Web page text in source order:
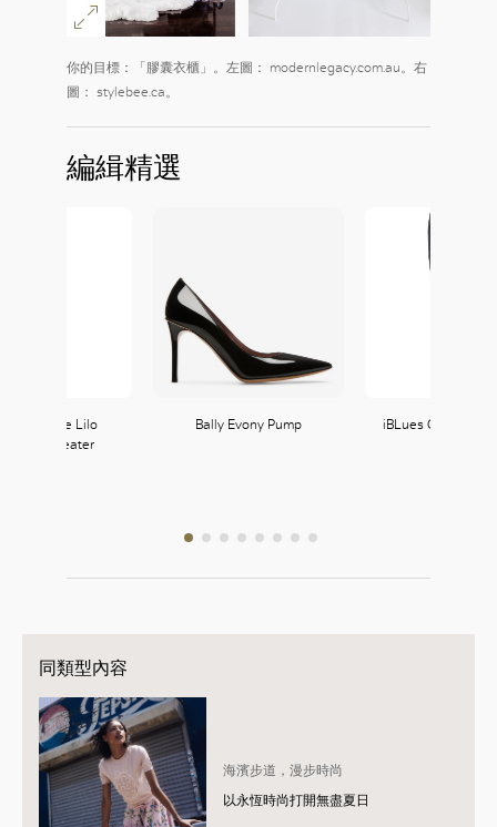
你的目標：「膠囊衣櫃」。左圖： modernlegacy.com.au。右
圖： stylebee.ca。
編緝精選
& Voltaire Lilo
Sweater
Bally Evony Pump iBLues Cigarette
同類型內容
海濱步道，漫步時尚
以永恆時尚打開無盡夏日